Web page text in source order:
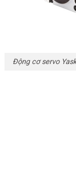
Động cơ servo